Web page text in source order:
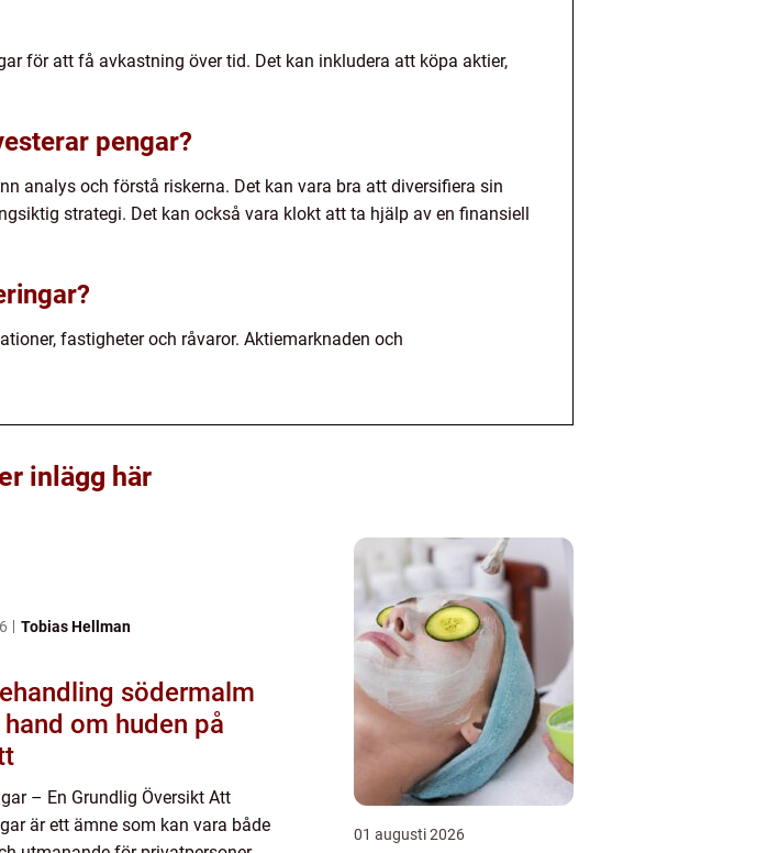
för att få avkastning över tid. Det kan inkludera att köpa aktier,
pengar?
analys och förstå riskerna. Det kan vara bra att diversifiera sin
strategi. Det kan också vara klokt att ta hjälp av en finansiell
fastigheter och råvaror. Aktiemarknaden och
inlägg här
Tobias Hellman
södermalm
om huden på
– En Grundlig Översikt Att
är ett ämne som kan vara både
01 augusti 2026